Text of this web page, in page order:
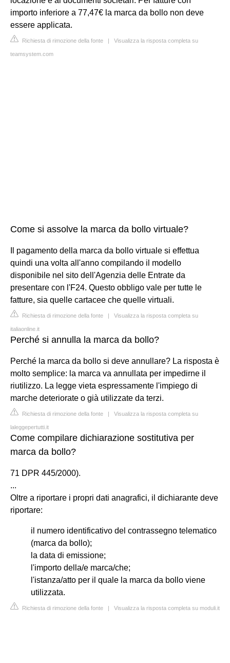
importo inferiore a 77,47€ la marca da bollo non deve
essere applicata.
Richiesta di rimozione della fonte | Visualizza la risposta completa su
teamsystem.com
Come si assolve la marca da bollo virtuale?
Il pagamento della marca da bollo virtuale si effettua
quindi una volta all'anno compilando il modello
disponibile nel sito dell'Agenzia delle Entrate da
presentare con l'F24. Questo obbligo vale per tutte le
fatture, sia quelle cartacee che quelle virtuali.
Richiesta di rimozione della fonte | Visualizza la risposta completa su
italiaonline.it
Perché si annulla la marca da bollo?
Perché la marca da bollo si deve annullare? La risposta è
molto semplice: la marca va annullata per impedirne il
riutilizzo. La legge vieta espressamente l'impiego di
marche deteriorate o già utilizzate da terzi.
Richiesta di rimozione della fonte | Visualizza la risposta completa su
laleggepertutti.it
Come compilare dichiarazione sostitutiva per
marca da bollo?
71 DPR 445/2000).
...
Oltre a riportare i propri dati anagrafici, il dichiarante deve
riportare:
il numero identificativo del contrassegno telematico
(marca da bollo);
la data di emissione;
l'importo della/e marca/che;
l'istanza/atto per il quale la marca da bollo viene
utilizzata.
Richiesta di rimozione della fonte | Visualizza la risposta completa su moduli.it